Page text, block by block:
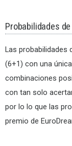
Probabilidades
Las probabilidades
(6+1) con una
combinaciones
con tan solo
por lo lo que las
premio de